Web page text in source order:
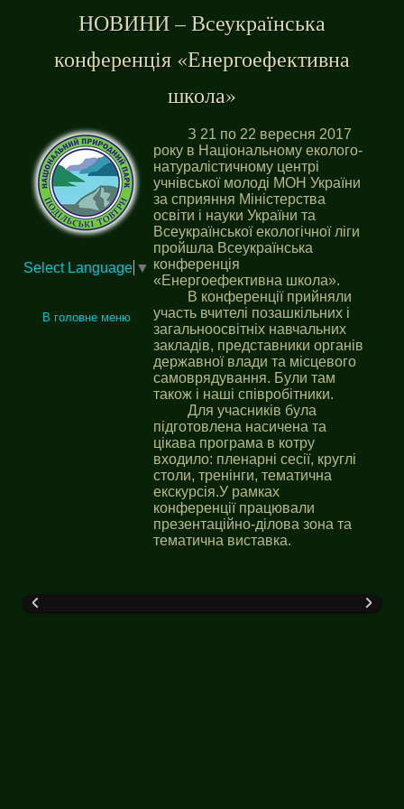
НОВИНИ – Всеукраїнська
конференція «Енергоефективна
школа»
Select Language ▼
В головне меню
З 21 по 22 вересня 2017
року в Національному еколого-
натуралістичному центрі
учнівської молоді МОН України
за сприяння Міністерства
освіти і науки України та
Всеукраїнської екологічної ліги
пройшла Всеукраїнська
конференція
«Енергоефективна школа».
В конференції прийняли
участь вчителі позашкільних і
загальноосвітніх навчальних
закладів, представники органів
державної влади та місцевого
самоврядування. Були там
також і наші співробітники.
Для учасників була
підготовлена насичена та
цікава програма в котру
входило: пленарні сесії, круглі
столи, тренінги, тематична
екскурсія.У рамках
конференції працювали
презентаційно-ділова зона та
тематична виставка.